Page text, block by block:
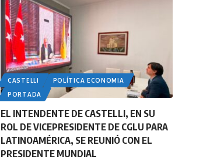
CASTELLI
POLÍTICA ECONOMIA
PORTADA
EL INTENDENTE DE CASTELLI, EN SU
ROL DE VICEPRESIDENTE DE CGLU PARA
LATINOAMÉRICA, SE REUNIÓ CON EL
PRESIDENTE MUNDIAL